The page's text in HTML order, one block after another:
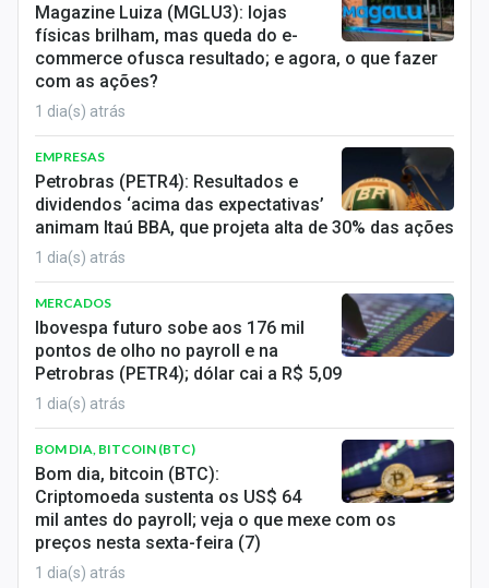
Magazine Luiza (MGLU3): lojas
físicas brilham, mas queda do e-
commerce ofusca resultado; e agora, o que fazer
com as ações?
1 dia(s) atrás
EMPRESAS
Petrobras (PETR4): Resultados e
dividendos ‘acima das expectativas’
animam Itaú BBA, que projeta alta de 30% das ações
1 dia(s) atrás
MERCADOS
Ibovespa futuro sobe aos 176 mil
pontos de olho no payroll e na
Petrobras (PETR4); dólar cai a R$ 5,09
1 dia(s) atrás
BOM DIA, BITCOIN (BTC)
Bom dia, bitcoin (BTC):
Criptomoeda sustenta os US$ 64
mil antes do payroll; veja o que mexe com os
preços nesta sexta-feira (7)
1 dia(s) atrás